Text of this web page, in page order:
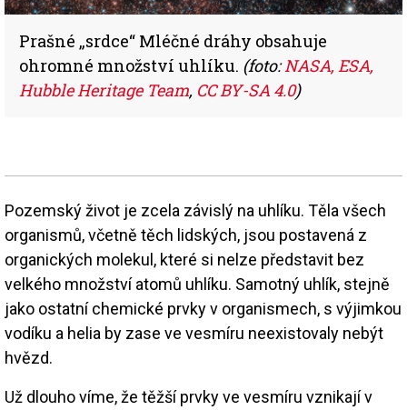
Prašné „srdce“ Mléčné dráhy obsahuje
ohromné množství uhlíku. (foto:NASA, ESA,
Hubble Heritage Team, CC BY-SA 4.0)
Pozemský život je zcela závislý na uhlíku. Těla všech
organismů, včetně těch lidských, jsou postavená z
organických molekul, které si nelze představit bez
velkého množství atomů uhlíku. Samotný uhlík, stejně
jako ostatní chemické prvky v organismech, s výjimkou
vodíku a helia by zase ve vesmíru neexistovaly nebýt
hvězd.
Už dlouho víme, že těžší prvky ve vesmíru vznikají v